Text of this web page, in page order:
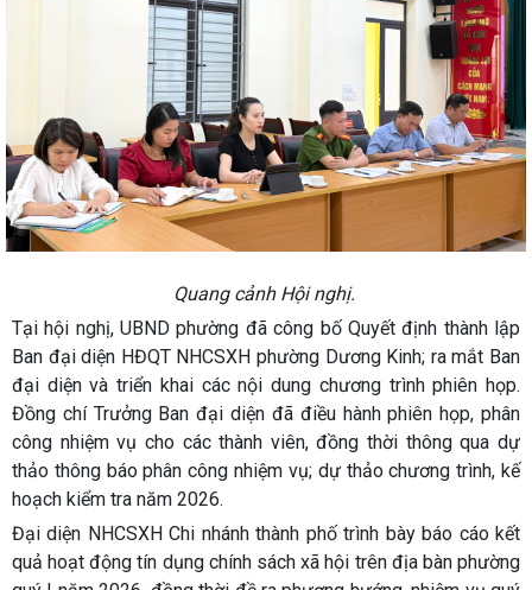
Quang cảnh Hội nghị.
Tại hội nghị, UBND phường đã công bố Quyết định thành lập
Ban đại diện HĐQT NHCSXH phường Dương Kinh; ra mắt Ban
đại diện và triển khai các nội dung chương trình phiên họp.
Đồng chí Trưởng Ban đại diện đã điều hành phiên họp, phân
công nhiệm vụ cho các thành viên, đồng thời thông qua dự
thảo thông báo phân công nhiệm vụ; dự thảo chương trình, kế
hoạch kiểm tra năm 2026.
Đại diện NHCSXH Chi nhánh thành phố trình bày báo cáo kết
quả hoạt động tín dụng chính sách xã hội trên địa bàn phường